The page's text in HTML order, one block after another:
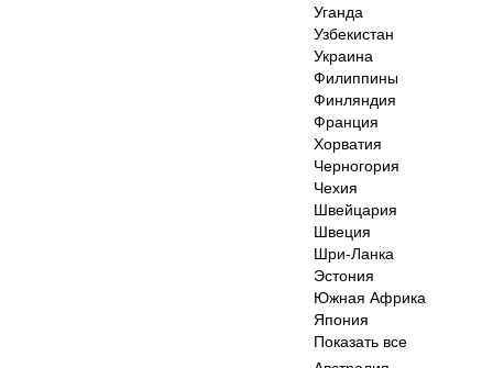
Уганда
Узбекистан
Украина
Филиппины
Финляндия
Франция
Хорватия
Черногория
Чехия
Швейцария
Швеция
Шри-Ланка
Эстония
Южная Африка
Япония
Показать все